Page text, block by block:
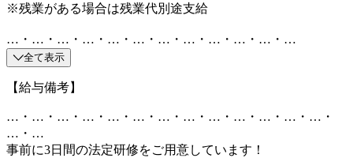
※残業がある場合は残業代別途支給
…・…・…・…・…・…・…・…・…・…・…・…
全て表示
【給与備考】
…・…・…・…・…・…・…・…・…・…・…・…・…・
…・…
事前に3日間の法定研修をご用意しています！